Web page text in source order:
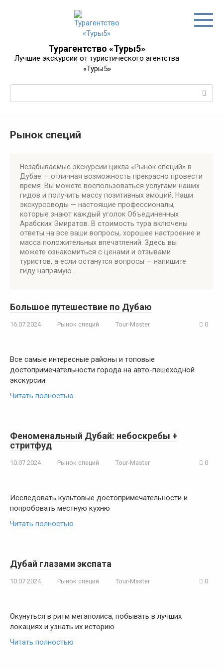
Турагентство «Туры5»
Лучшие экскурсии от туристического агентства
«Туры5»
Рынок специй
Незабываемые экскурсии цикла «Рынок специй» в
Дубае — отличная возможность прекрасно провести
время. Вы можете воспользоваться услугами наших
гидов и получить массу позитивных эмоций. Наши
экскурсоводы — настоящие профессионалы,
которые знают каждый уголок Объединенных
Арабских Эмиратов. В стоимость тура включены
ответы на все ваши вопросы, хорошее настроение и
масса положительных впечатлений. Здесь вы
можете ознакомиться с ценами и отзывами
туристов, а если останутся вопросы — напишите
гиду напрямую.
Большое путешествие по Дубаю
16.07.2024 Рынок специй Tour-Master 0
Все самые интересные районы и топовые
достопримечательности города на авто-пешеходной
экскурсии
Читать полностью
Феноменальный Дубай: небоскребы +
стритфуд
10.07.2024 Рынок специй Tour-Master 0
Исследовать культовые достопримечательности и
попробовать местную кухню
Читать полностью
Дубай глазами экспата
10.07.2024 Рынок специй Tour-Master 0
Окунуться в ритм мегаполиса, побывать в лучших
локациях и узнать их историю
Читать полностью